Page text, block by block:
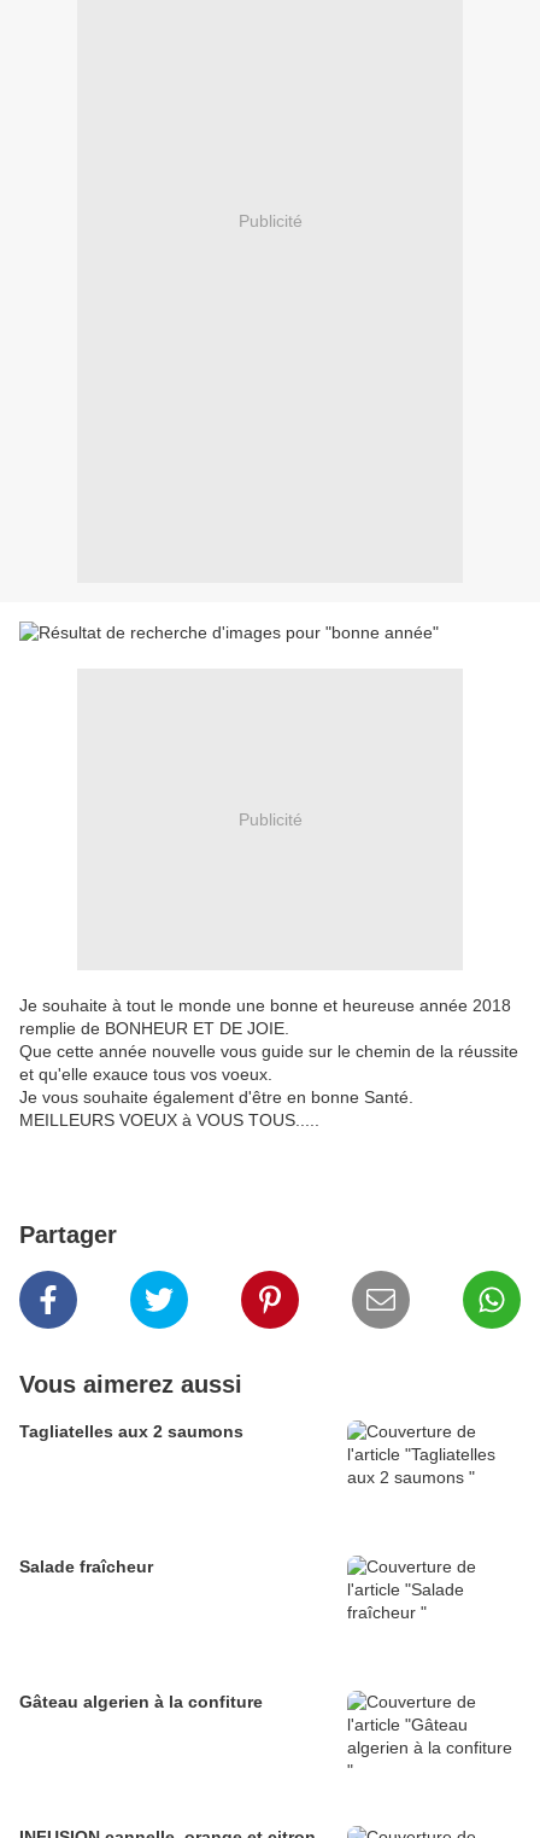
Publicité
Publicité
Je souhaite à tout le monde une bonne et heureuse année 2018
remplie de BONHEUR ET DE JOIE.
Que cette année nouvelle vous guide sur le chemin de la réussite
et qu'elle exauce tous vos voeux.
Je vous souhaite également d'être en bonne Santé.
MEILLEURS VOEUX à VOUS TOUS.....
Partager
Vous aimerez aussi
Tagliatelles aux 2 saumons
Salade fraîcheur
Gâteau algerien à la confiture